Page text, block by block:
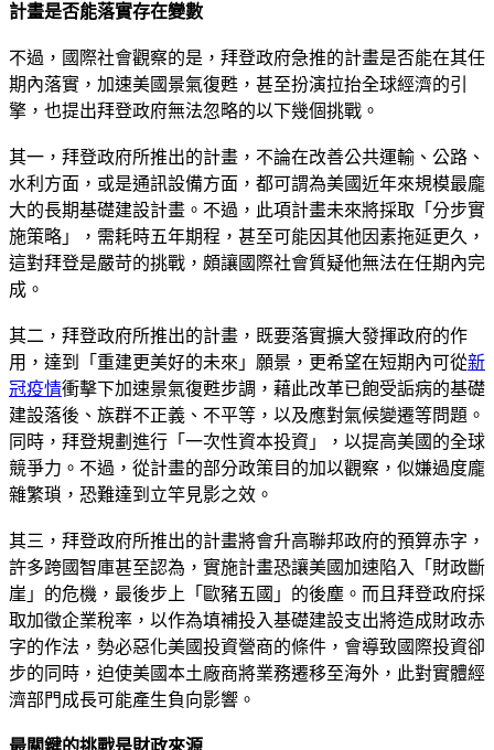
計畫是否能落實存在變數
不過，國際社會觀察的是，拜登政府急推的計畫是否能在其任
期內落實，加速美國景氣復甦，甚至扮演拉抬全球經濟的引
擎，也提出拜登政府無法忽略的以下幾個挑戰。
其一，拜登政府所推出的計畫，不論在改善公共運輸、公路、
水利方面，或是通訊設備方面，都可謂為美國近年來規模最龐
大的長期基礎建設計畫。不過，此項計畫未來將採取「分步實
施策略」，需耗時五年期程，甚至可能因其他因素拖延更久，
這對拜登是嚴苛的挑戰，頗讓國際社會質疑他無法在任期內完
成。
其二，拜登政府所推出的計畫，既要落實擴大發揮政府的作
用，達到「重建更美好的未來」願景，更希望在短期內可從新
冠疫情衝擊下加速景氣復甦步調，藉此改革已飽受詬病的基礎
建設落後、族群不正義、不平等，以及應對氣候變遷等問題。
同時，拜登規劃進行「一次性資本投資」，以提高美國的全球
競爭力。不過，從計畫的部分政策目的加以觀察，似嫌過度龐
雜繁瑣，恐難達到立竿見影之效。
其三，拜登政府所推出的計畫將會升高聯邦政府的預算赤字，
許多跨國智庫甚至認為，實施計畫恐讓美國加速陷入「財政斷
崖」的危機，最後步上「歐豬五國」的後塵。而且拜登政府採
取加徵企業稅率，以作為填補投入基礎建設支出將造成財政赤
字的作法，勢必惡化美國投資營商的條件，會導致國際投資卻
步的同時，迫使美國本土廠商將業務遷移至海外，此對實體經
濟部門成長可能產生負向影響。
最關鍵的挑戰是財政來源